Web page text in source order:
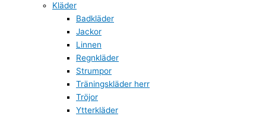
Kläder
Badkläder
Jackor
Linnen
Regnkläder
Strumpor
Träningskläder herr
Tröjor
Ytterkläder